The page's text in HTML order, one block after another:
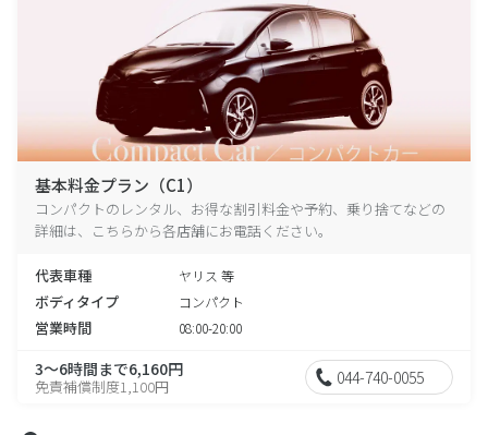
基本料金プラン（C1）
コンパクトのレンタル、お得な割引料金や予約、乗り捨てなどの
詳細は、こちらから各店舗にお電話ください。
代表車種 ヤリス 等
ボディタイプ コンパクト
営業時間 08:00-20:00
3～6時間まで6,160円
免責補償制度1,100円 044-740-0055